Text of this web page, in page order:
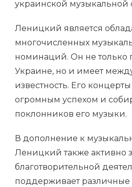
украинской музыкальной
Леницкий является
многочисленных
номинаций. Он не только
Украине, но и имеет
известность. Его
огромным успехом и
поклонников его музыки.
В дополнение к
Леницкий также активно
благотворительной
поддерживает различные